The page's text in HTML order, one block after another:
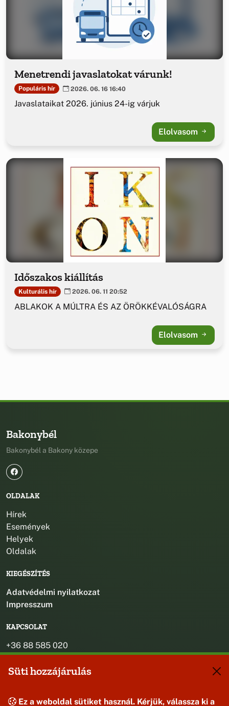
Menetrendi javaslatokat várunk!
Populáris hír 2026. 06. 16 16:40
Javaslataikat 2026. június 24-ig várjuk
Elolvasom
Időszakos kiállítás
Kulturális hír 2026. 06. 11 20:52
ABLAKOK A MÚLTRA ÉS AZ ÖRÖKKÉVALÓSÁGRA
Elolvasom
Bakonybél
Bakonybél a Bakony közepe
OLDALAK
Hírek
Események
Helyek
Oldalak
KIEGÉSZÍTÉS
Adatvédelmi nyilatkozat
Impresszum
KAPCSOLAT
+36 88 585 020
+36 30 442 8024
titkarsag@bakonybel.hu
Süti hozzájárulás
Ez a weboldal sütiket használ. Kérjük, válassza ki a